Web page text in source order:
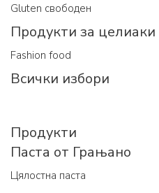
Gluten свободен
Продукти за целиаки
Fashion food
Всички избори
Продукти
Паста от Грањано
Цялостна паста